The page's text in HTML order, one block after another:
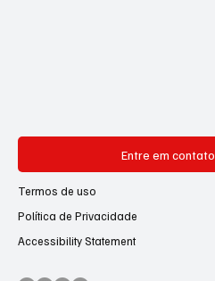
Entre em contato
Termos de uso
Política de Privacidade
Accessibility Statement